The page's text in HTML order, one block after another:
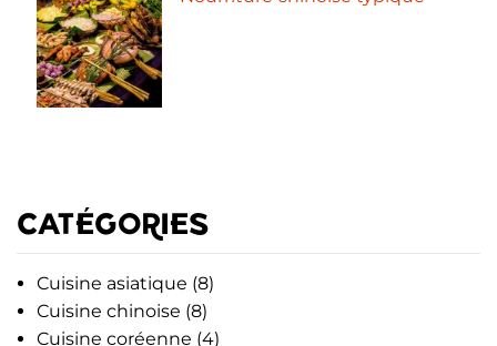
CATÉGORIES
Cuisine asiatique (8)
Cuisine chinoise (8)
Cuisine coréenne (4)